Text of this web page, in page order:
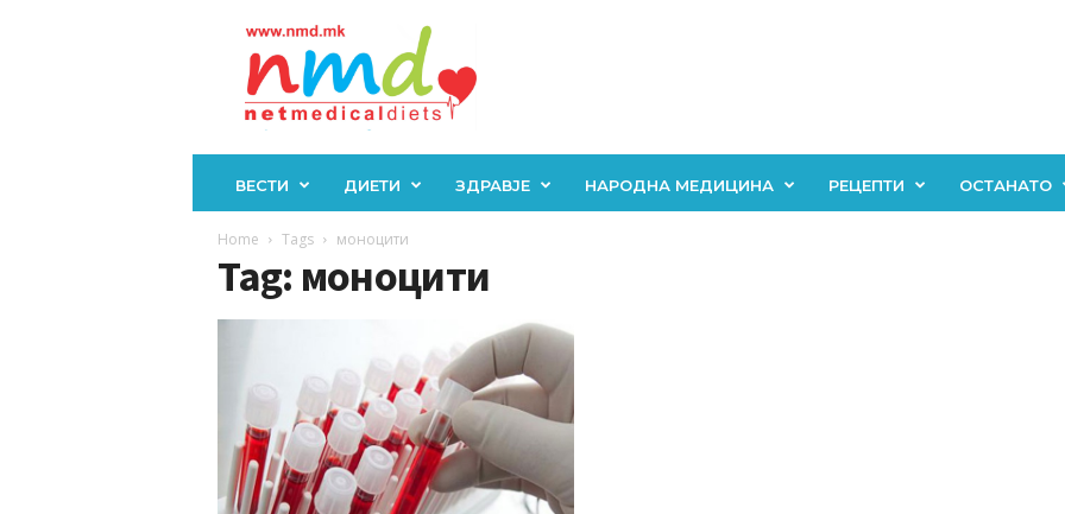
ВЕСТИ ДИЕТИ ЗДРАВЈЕ НАРОДНА МЕДИЦИНА РЕЦЕПТИ ОСТАНАТО
Home Tags моноцити
Tag: моноцити